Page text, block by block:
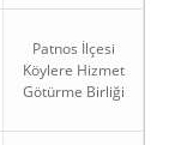
Patnos İlçesi
Köylere Hizmet
Götürme Birliği